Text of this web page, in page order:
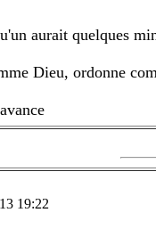
aurait quelques
Dieu, ordonne
19:22